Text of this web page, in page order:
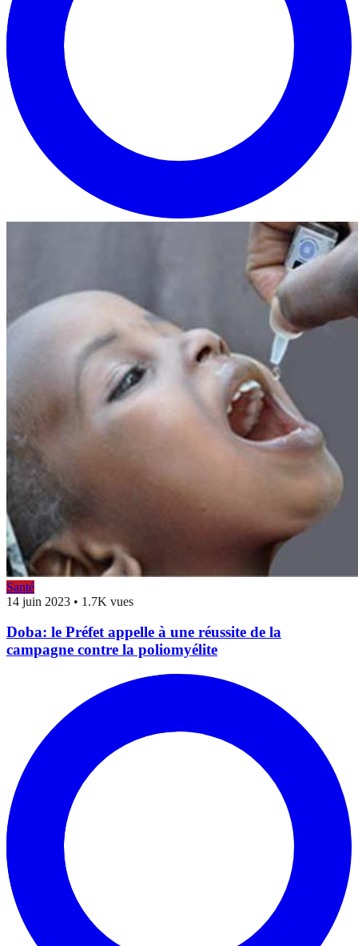
Santé
14 juin 2023 • 1.7K vues
Doba: le Préfet appelle à une réussite de la
campagne contre la poliomyélite